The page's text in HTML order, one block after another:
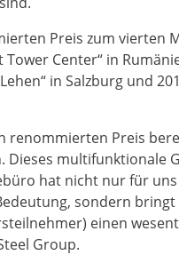
Preis zum vierten
Center“ in
in Salzburg und
renommierten Preis
Dieses multifunktionale
hat nicht nur für
sondern bringt
einen
Group.